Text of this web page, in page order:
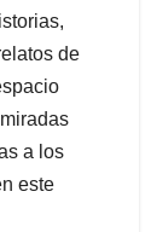
de
a los
este